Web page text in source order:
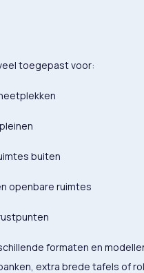
toegepast voor:
buiten
openbare ruimtes
formaten en
extra brede tafels of